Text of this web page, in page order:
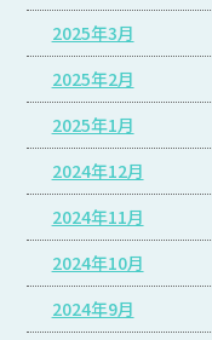
2025年3月
2025年2月
2025年1月
2024年12月
2024年11月
2024年10月
2024年9月